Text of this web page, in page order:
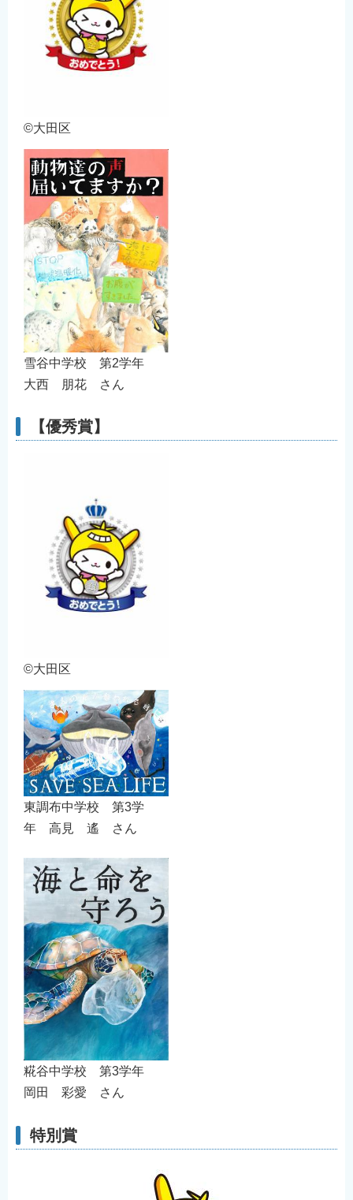
©大田区
雪谷中学校 第2学年
大西 朋花 さん
【優秀賞】
©大田区
東調布中学校 第3学
年 高見 遙 さん
糀谷中学校 第3学年
岡田 彩愛 さん
特別賞